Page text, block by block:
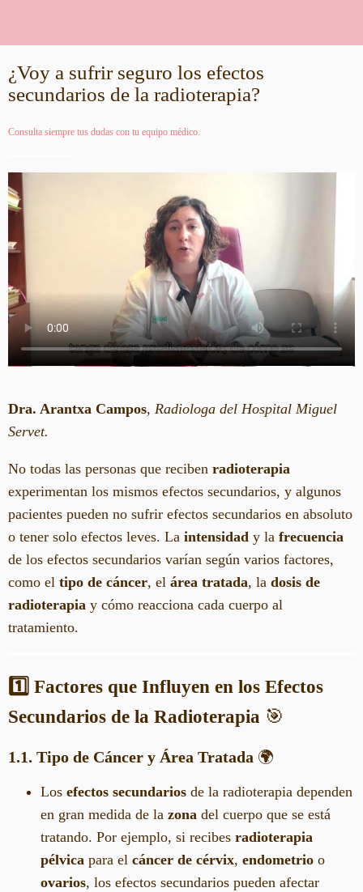
¿Voy a sufrir seguro los efectos
secundarios de la radioterapia?
Consulta siempre tus dudas con tu equipo médico.
Dra. Arantxa Campos, Radiologa del Hospital Miguel
Servet.
No todas las personas que reciben radioterapia
experimentan los mismos efectos secundarios, y algunos
pacientes pueden no sufrir efectos secundarios en absoluto
o tener solo efectos leves. La intensidad y la frecuencia
de los efectos secundarios varían según varios factores,
como el tipo de cáncer, el área tratada, la dosis de
radioterapia y cómo reacciona cada cuerpo al
tratamiento.
1️⃣ Factores que Influyen en los Efectos
Secundarios de la Radioterapia 🎯
1.1. Tipo de Cáncer y Área Tratada 🌍
Los efectos secundarios de la radioterapia dependen
en gran medida de la zona del cuerpo que se está
tratando. Por ejemplo, si recibes radioterapia
pélvica para el cáncer de cérvix, endometrio o
ovarios, los efectos secundarios pueden afectar